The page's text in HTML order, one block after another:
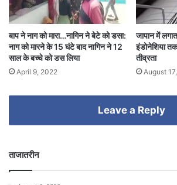
बाप ने नाग को मारा…नागिन ने बेटे को डसा:
नाग को मारने के 15 घंटे बाद नागिन ने 12
साल के बच्चे को डस लिया
April 9, 2022
जापान में
इंडोनेशिया
तीव्रता
August
Leave a Reply
ताजातरीन